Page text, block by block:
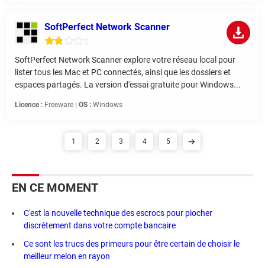
SoftPerfect Network Scanner
SoftPerfect Network Scanner explore votre réseau local pour
lister tous les Mac et PC connectés, ainsi que les dossiers et
espaces partagés. La version d'essai gratuite pour Windows...
Licence : Freeware | OS : Windows
1 2 3 4 5
EN CE MOMENT
C'est la nouvelle technique des escrocs pour piocher
discrètement dans votre compte bancaire
Ce sont les trucs des primeurs pour être certain de choisir le
meilleur melon en rayon